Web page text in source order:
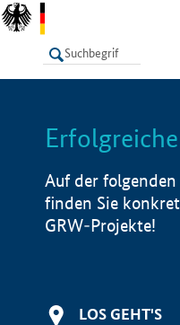
LISTE
Auf der
finden Sie
GRW-Projekte!
LOS GEHT'S